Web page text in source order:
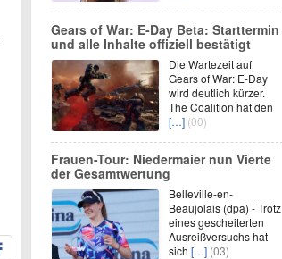
Gears of War: E-Day Beta: Starttermin
und alle Inhalte offiziell bestätigt
Die Wartezeit auf
Gears of War: E-Day
wird deutlich kürzer.
The Coalition hat den
[…] (00)
Frauen-Tour: Niedermaier nun Vierte
der Gesamtwertung
Belleville-en-
Beaujolais (dpa) - Trotz
eines gescheiterten
Ausreißversuchs hat
sich […] (03)